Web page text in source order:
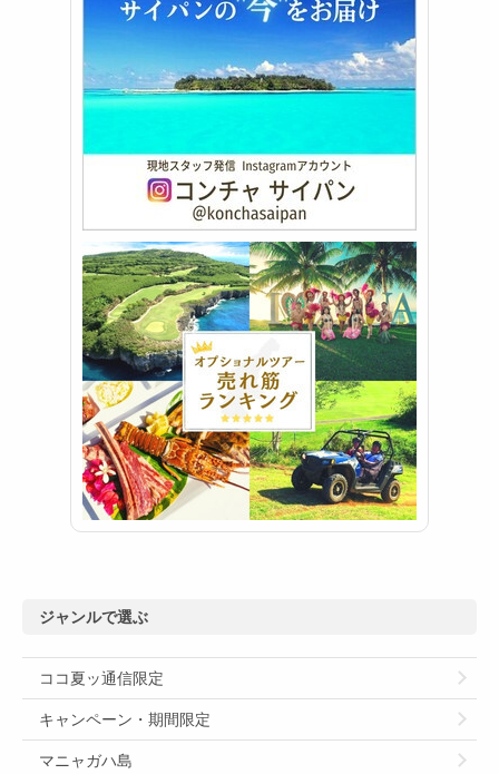
ジャンルで選ぶ
ココ夏ッ通信限定
キャンペーン・期間限定
マニャガハ島